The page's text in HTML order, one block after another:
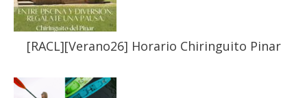
[RACL][Verano26] Horario Chiringuito Pinar